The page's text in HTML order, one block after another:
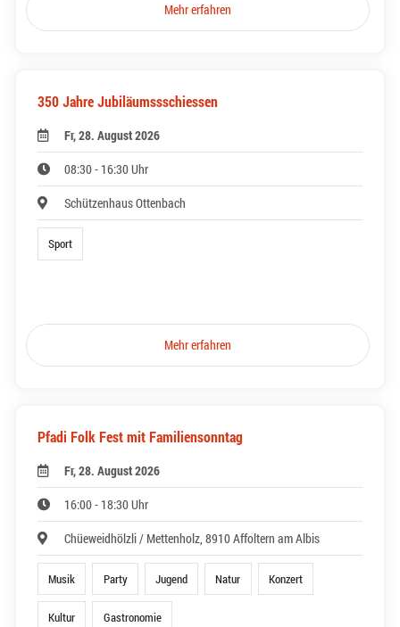
Mehr erfahren
350 Jahre Jubiläumssschiessen
Fr, 28. August 2026
08:30 - 16:30 Uhr
Schützenhaus Ottenbach
Sport
Mehr erfahren
Pfadi Folk Fest mit Familiensonntag
Fr, 28. August 2026
16:00 - 18:30 Uhr
Chüeweidhölzli / Mettenholz, 8910 Affoltern am Albis
Musik Party Jugend Natur Konzert
Kultur Gastronomie